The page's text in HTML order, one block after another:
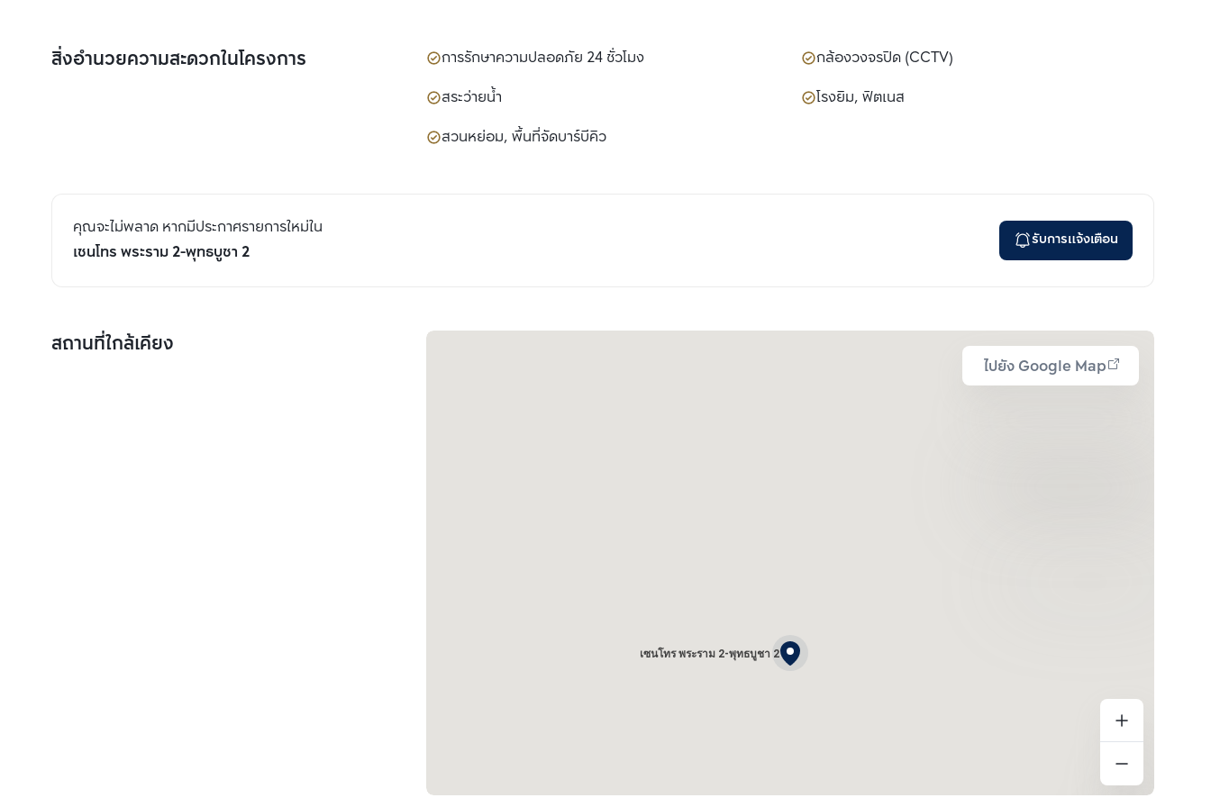
สิ่งอำนวยความสะดวกในโครงการ การรักษาความปลอดภัย 24 ชั่วโมง
กล้องวงจรปิด (CCTV)
สระว่ายน้ำ
โรงยิม, ฟิตเนส
สวนหย่อม, พื้นที่จัดบาร์บีคิว
คุณจะไม่พลาด หากมีประกาศรายการใหม่ใน
เซนโทร พระราม 2-พุทธบูชา 2
รับการแจ้งเตือน
สถานที่ใกล้เคียง
ไปยัง Google Map
เซนโทร พระราม 2-พุทธบูชา 2